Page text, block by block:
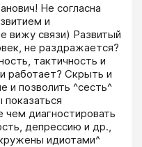
Не согласна
и
вижу связи) Развитый
не раздражается?
тактичность и
работает? Скрыть и
и позволить ^сесть^
диагностировать
депрессию и др.,
идиотами^